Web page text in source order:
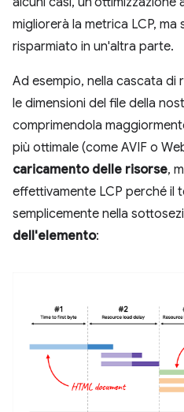
migliorerà la metrica LCP,
risparmiato in un'altra parte.
Ad esempio, nella cascata di
le dimensioni del file della
comprimendola
più ottimale (come AVIF o
caricamento delle risorse,
effettivamente LCP perché il
semplicemente nella
dell'elemento: